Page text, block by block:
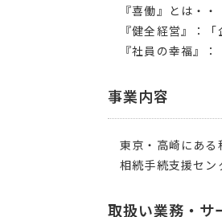
『喜働』とは・
『健全経営』：
『社員の幸福』
事業内容
東京・高崎にある
相続手続支援セン
取扱い業務・サ